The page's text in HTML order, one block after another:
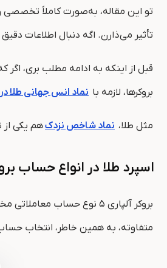
تو این مقاله، به‌صورت کاملاً تخصصی و
تأثیر می‌ذارن. اگه دنبال اطلاعات
قبل از اینکه به ادامه مطلب بری،
بروکرها، لازمه با نماد انس جهانی طلا
مثل طلا، نماد شاخص نزدکهم یکی از
اسپرد طلا در انواع حساب
بروکر آلپاری ۵ نوع
متفاوته، به همین خاطر، انتخاب